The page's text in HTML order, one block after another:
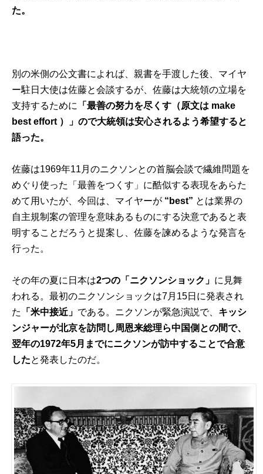
た。
別の米側の公文書によれば、親書を手渡した後、マイヤ
ー駐日大使は佐藤と会談するが、佐藤は大統領の立場を
支持するために
「最善の努力を尽くす（原文は make
best effort ）」ので大統領は安心されるよう希望すると
語った。
佐藤は1969年11月のニクソンとの首脳会談で繊維問題を
めぐり使った「最善をつくす」に酷似する表現をあらた
めて用いたが、今回は、マイヤーが “best” とは業界の
自主規制案の管理を意味あるものにする決意であると表
明することだろうと提案し、佐藤を諫めるような発言を
行った。
その年の夏に日本は2つの「ニクソンショック」 に見舞
われる。最初のニクソンショックは7月15日に発表され
た
「米中接近」 である。ニクソンが緊急演説で、 キッシ
ンジャーが北京を訪問し周恩来総理ら中国側との間で、
翌年の1972年5月までにニクソンが訪中することで合意
したと発表したのだ。